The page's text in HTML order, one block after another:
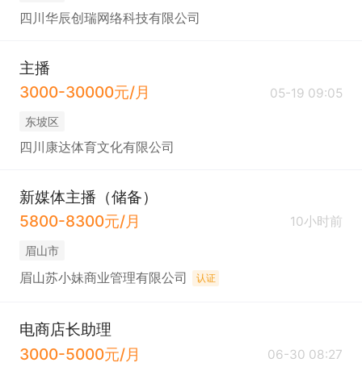
四川华辰创瑞网络科技有限公司
主播
3000-30000元/月
05-19 09:05
东坡区
四川康达体育文化有限公司
新媒体主播（储备）
5800-8300元/月
10小时前
眉山市
眉山苏小妹商业管理有限公司 认证
电商店长助理
3000-5000元/月
06-30 08:27